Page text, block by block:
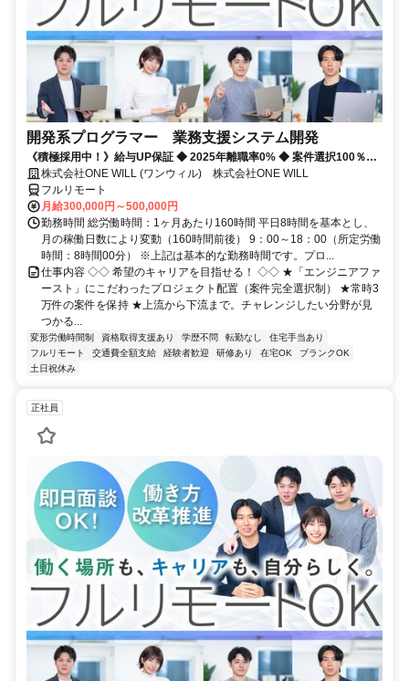
開発系プログラマー 業務支援システム開発
《積極採用中！》給与UP保証 ◆ 2025年離職率0% ◆ 案件選択100％！
◆ 平均残業7時間！
株式会社ONE WILL (ワンウィル) 株式会社ONE WILL
フルリモート
月給300,000円～500,000円
勤務時間 総労働時間：1ヶ月あたり160時間 平日8時間を基本とし、
月の稼働日数により変動（160時間前後） 9：00～18：00（所定労働
時間：8時間00分） ※上記は基本的な勤務時間です。プロ...
仕事内容 ◇◇ 希望のキャリアを目指せる！ ◇◇ ★「エンジニアファ
ースト」にこだわったプロジェクト配置（案件完全選択制） ★常時3
万件の案件を保持 ★上流から下流まで。チャレンジしたい分野が見
つかる...
変形労働時間制 資格取得支援あり 学歴不問 転勤なし
住宅手当あり
フルリモート
交通費全額支給 経験者歓迎 研修あり 在宅OK
ブランクOK
土日祝休み
正社員